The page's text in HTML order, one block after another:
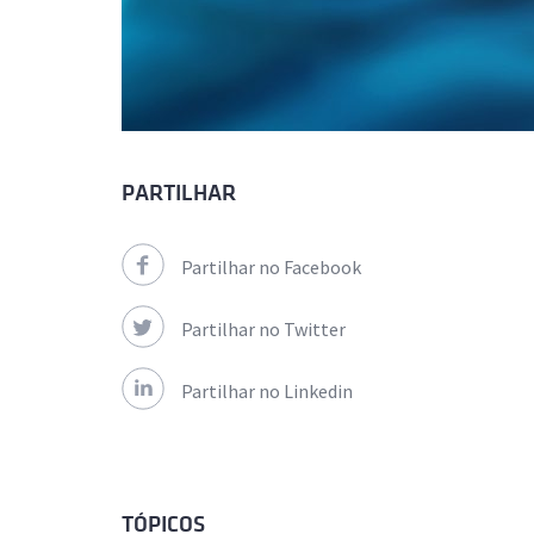
PARTILHAR
Partilhar no Facebook
Partilhar no Twitter
Partilhar no Linkedin
TÓPICOS